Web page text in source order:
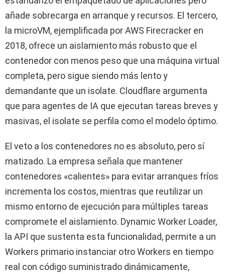
añade sobrecarga en arranque y recursos. El tercero,
la microVM, ejemplificada por AWS Firecracker en
2018, ofrece un aislamiento más robusto que el
contenedor con menos peso que una máquina virtual
completa, pero sigue siendo más lento y
demandante que un isolate. Cloudflare argumenta
que para agentes de IA que ejecutan tareas breves y
masivas, el isolate se perfila como el modelo óptimo.
El veto a los contenedores no es absoluto, pero sí
matizado. La empresa señala que mantener
contenedores «calientes» para evitar arranques fríos
incrementa los costos, mientras que reutilizar un
mismo entorno de ejecución para múltiples tareas
compromete el aislamiento. Dynamic Worker Loader,
la API que sustenta esta funcionalidad, permite a un
Workers primario instanciar otro Workers en tiempo
real con código suministrado dinámicamente,